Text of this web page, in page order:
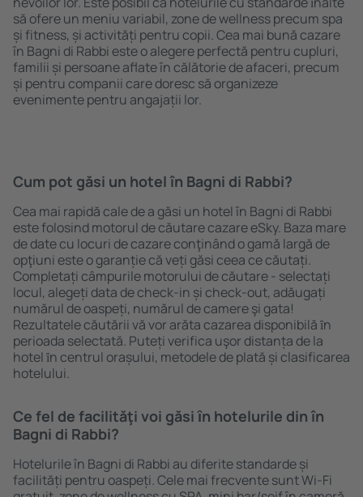
să ofere un meniu variabil, zone de wellness precum spa
și fitness, și activități pentru copii. Cea mai bună cazare
în Bagni di Rabbi este o alegere perfectă pentru cupluri,
familii și persoane aflate în călătorie de afaceri, precum
și pentru companii care doresc să organizeze
evenimente pentru angajații lor.
Cum pot găsi un hotel în Bagni di Rabbi?
Cea mai rapidă cale de a găsi un hotel în Bagni di Rabbi
este folosind motorul de căutare cazare eSky. Baza mare
de date cu locuri de cazare conţinând o gamă largă de
opţiuni este o garanție că veți găsi ceea ce căutați.
Completați câmpurile motorului de căutare - selectați
locul, alegeți data de check-in și check-out, adăugați
numărul de oaspeți, numărul de camere şi gata!
Rezultatele căutării vă vor arăta cazarea disponibilă ȋn
perioada selectată. Puteți verifica uşor distanța de la
hotel ȋn centrul orașului, metodele de plată și clasificarea
hotelului.
Ce fel de facilităţi voi găsi ȋn hotelurile din în
Bagni di Rabbi?
Hotelurile în Bagni di Rabbi au diferite standarde și
facilități pentru oaspeți. Cele mai frecvente sunt Wi-Fi